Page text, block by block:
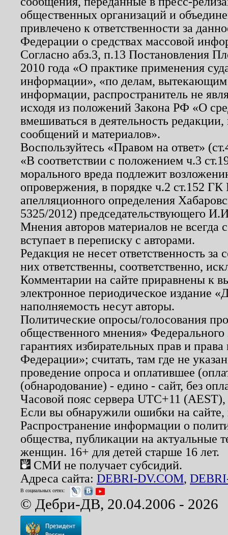
общественных организаций и
привлечено к ответственности за
Федерации о средствах массовой
Согласно абз.3, п.13 Постановления
2010 года «О практике применения
информации», «по делам, вытекающим
информации, распространитель не
исходя из положений Закона РФ «О
вмешиваться в деятельность
сообщений и материалов».
Воспользуйтесь «Правом на ответ»
«В соответствии с положением ч.3
морального вреда подлежит
опровержения, в порядке ч.2 ст.152
апелляционного определения
5325/2012) председательствующего
Мнения авторов материалов не
вступает в переписку с авторами.
Редакция не несет ответственность
них ответственны, соответственно,
Комментарии на сайте приравнены к
электронное периодическое издание
наполняемость несут авторы.
Политические опросы/голосования
общественного мнения»
гарантиях избирательных прав и
Федерации»; считать, там где не
проведение опроса и оплатившее
(обнародование) - едино - сайт, без
Часовой пояс сервера UTC+11
Если вы обнаружили ошибки на
Распространение информации о
общества, публикации на актуальные
женщин. 16+ для детей старше 16 лет.
СМИ не получает субсидий.
Адреса сайта: DEBRI-DV.COM,
В социальных сетях:
© Дебри-ДВ, 20.04.2006 - 2026